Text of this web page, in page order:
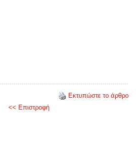
Εκτυπώστε το άρθρο
<< Επιστροφή